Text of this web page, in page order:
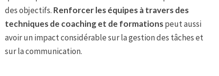
des objectifs. Renforcer les équipes à travers des
techniques de coaching et de formationspeut aussi
avoir un impact considérable sur la gestion des tâches et
sur la communication.